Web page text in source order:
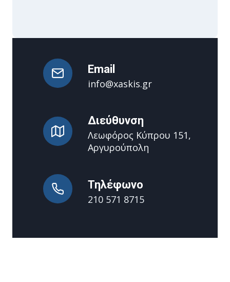
Email
info@xaskis.gr
Διεύθυνση
Λεωφόρος Κύπρου 151,
Αργυρούπολη
Τηλέφωνο
210 571 8715